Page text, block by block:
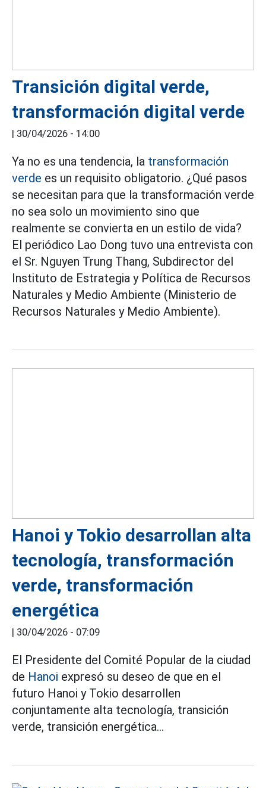
Transición digital verde,
transformación digital verde
| 30/04/2026 - 14:00
Ya no es una tendencia, la transformación
verde es un requisito obligatorio. ¿Qué pasos
se necesitan para que la transformación verde
no sea solo un movimiento sino que
realmente se convierta en un estilo de vida?
El periódico Lao Dong tuvo una entrevista con
el Sr. Nguyen Trung Thang, Subdirector del
Instituto de Estrategia y Política de Recursos
Naturales y Medio Ambiente (Ministerio de
Recursos Naturales y Medio Ambiente).
Hanoi y Tokio desarrollan alta
tecnología, transformación
verde, transformación
energética
| 30/04/2026 - 07:09
El Presidente del Comité Popular de la ciudad
de Hanoi expresó su deseo de que en el
futuro Hanoi y Tokio desarrollen
conjuntamente alta tecnología, transición
verde, transición energética...